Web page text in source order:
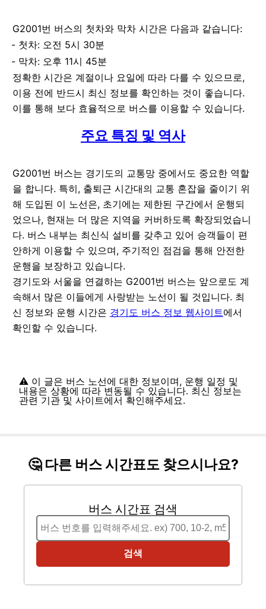
G2001번 버스의 첫차와 막차 시간은 다음과 같습니다:
첫차: 오전 5시 30분
막차: 오후 11시 45분
정확한 시간은 계절이나 요일에 따라 다를 수 있으므로,
이용 전에 반드시 최신 정보를 확인하는 것이 좋습니다.
이를 통해 보다 효율적으로 버스를 이용할 수 있습니다.
주요 특징 및 역사
G2001번 버스는 경기도의 교통망 중에서도 중요한 역할
을 합니다. 특히, 출퇴근 시간대의 교통 혼잡을 줄이기 위
해 도입된 이 노선은, 초기에는 제한된 구간에서 운행되
었으나, 현재는 더 많은 지역을 커버하도록 확장되었습니
다. 버스 내부는 최신식 설비를 갖추고 있어 승객들이 편
안하게 이용할 수 있으며, 주기적인 점검을 통해 안전한
운행을 보장하고 있습니다.
경기도와 서울을 연결하는 G2001번 버스는 앞으로도 계
속해서 많은 이들에게 사랑받는 노선이 될 것입니다. 최
신 정보와 운행 시간은 경기도 버스 정보 웹사이트에서
확인할 수 있습니다.
⚠️ 이 글은 버스 노선에 대한 정보이며, 운행 일정 및
내용은 상황에 따라 변동될 수 있습니다. 최신 정보는
관련 기관 및 사이트에서 확인해주세요.
🤔 다른 버스 시간표도 찾으시나요?
버스 시간표 검색
검색